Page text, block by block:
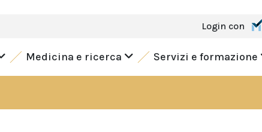
Login con
Medicina e ricerca Servizi e formazione